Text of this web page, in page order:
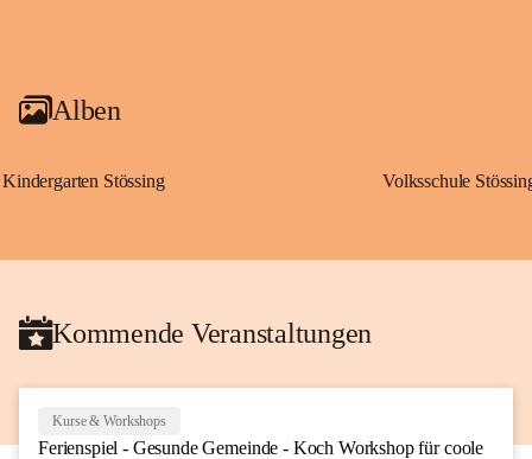
Alben
Kindergarten Stössing Volksschule
Kommende Veranstaltungen
AUG
Kurse & Workshops
Ferienspiel - Gesunde Gemeinde - Koch Workshop für coole